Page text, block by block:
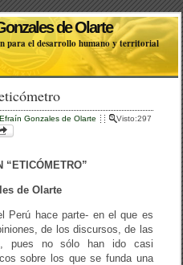
de Olarte
para el desarrollo humano y territorial
Efraín Gonzales de Olarte
Visto:297
“ETICÓMETRO”
de Olarte
Perú hace parte- en el que es
de los discursos, de las
pues no sólo han ido casi
sobre los que se funda una